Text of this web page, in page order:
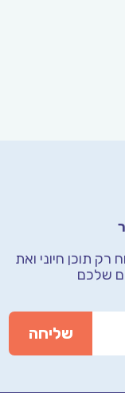
תוכן חיוני ואת
שלכם